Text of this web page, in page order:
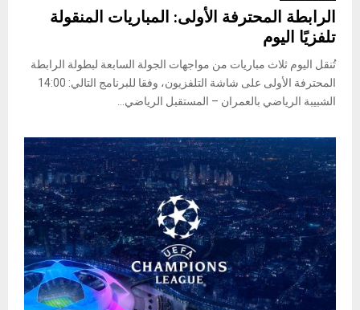
الرابطة المحترفة الأولى: المباريات المنقولة
تلفزيًا اليوم
تُنقل اليوم ثلاث مباريات من مواجهات الجولة السابعة لبطولة الرابطة
المحترفة الأولى على شاشة التلفزيون، وفقا للبرنامج التالي: 14:00
الشبيبة الرياضي بالعمران – المستقبل الرياضي...